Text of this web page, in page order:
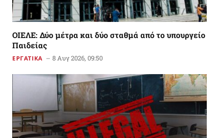
ΟΙΕΛΕ: Δύο μέτρα και δύο σταθμά από το υπουργείο
Παιδείας
ΕΡΓΑΤΙΚΑ 8 Αυγ 2026, 09:50